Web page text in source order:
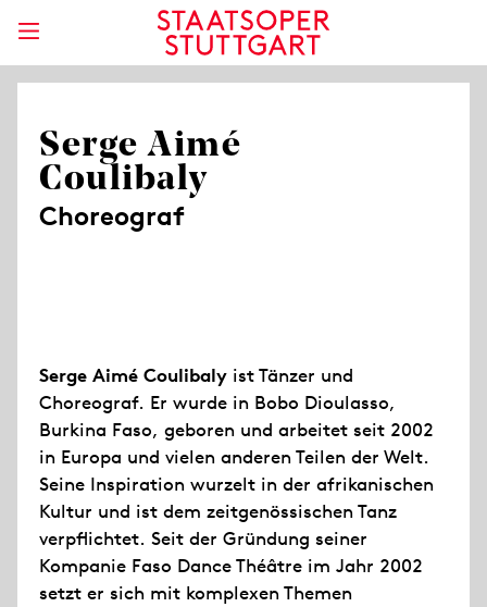
Serge Aimé
Coulibaly
Choreograf
Serge Aimé Coulibaly ist Tänzer und
Choreograf. Er wurde in Bobo Dioulasso,
Burkina Faso, geboren und arbeitet seit 2002
in Europa und vielen anderen Teilen der Welt.
Seine Inspiration wurzelt in der afrikanischen
Kultur und ist dem zeitgenössischen Tanz
verpflichtet. Seit der Gründung seiner
Kompanie Faso Dance Théâtre im Jahr 2002
setzt er sich mit komplexen Themen